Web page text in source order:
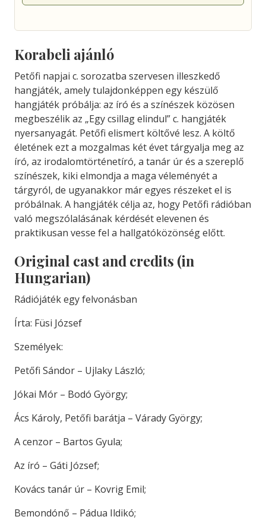
Korabeli ajánló
Petőfi napjai c. sorozatba szervesen illeszkedő
hangjáték, amely tulajdonképpen egy készülő
hangjáték próbálja: az író és a színészek közösen
megbeszélik az „Egy csillag elindul” c. hangjáték
nyersanyagát. Petőfi elismert költővé lesz. A költő
életének ezt a mozgalmas két évet tárgyalja meg az
író, az irodalomtörténetíró, a tanár úr és a szereplő
színészek, kiki elmondja a maga véleményét a
tárgyról, de ugyanakkor már egyes részeket el is
próbálnak. A hangjáték célja az, hogy Petőfi rádióban
való megszólalásának kérdését elevenen és
praktikusan vesse fel a hallgatóközönség előtt.
Original cast and credits (in
Hungarian)
Rádiójáték egy felvonásban
Írta: Füsi József
Személyek:
Petőfi Sándor – Ujlaky László;
Jókai Mór – Bodó György;
Ács Károly, Petőfi barátja – Várady György;
A cenzor – Bartos Gyula;
Az író – Gáti József;
Kovács tanár úr – Kovrig Emil;
Bemondónő – Pádua Ildikó;